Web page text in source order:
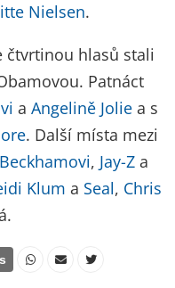
Nielsen.
čtvrtinou hlasů stali
Patnáct
a Angelině Jolie a s
. Další místa mezi
, Jay-Z a
Klum a Seal, Chris